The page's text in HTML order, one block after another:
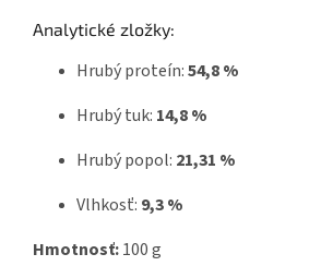
Analytické zložky:
Hrubý proteín:54,8 %
Hrubý tuk: 14,8 %
Hrubý popol: 21,31 %
Vlhkosť: 9,3 %
Hmotnosť:100 g